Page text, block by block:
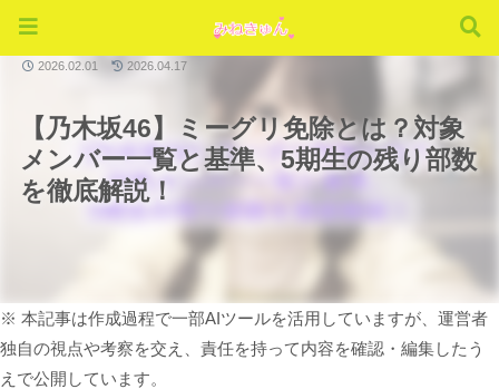
【乃木坂46】ミーグリ免除とは？対象
メンバー一覧と基準、5期生の残り部数
を徹底解説！
ミーグリ
2026.02.01 2026.04.17
※ 本記事は作成過程で一部AIツールを活用していますが、運営者
独自の視点や考察を交え、責任を持って内容を確認・編集したう
えで公開しています。